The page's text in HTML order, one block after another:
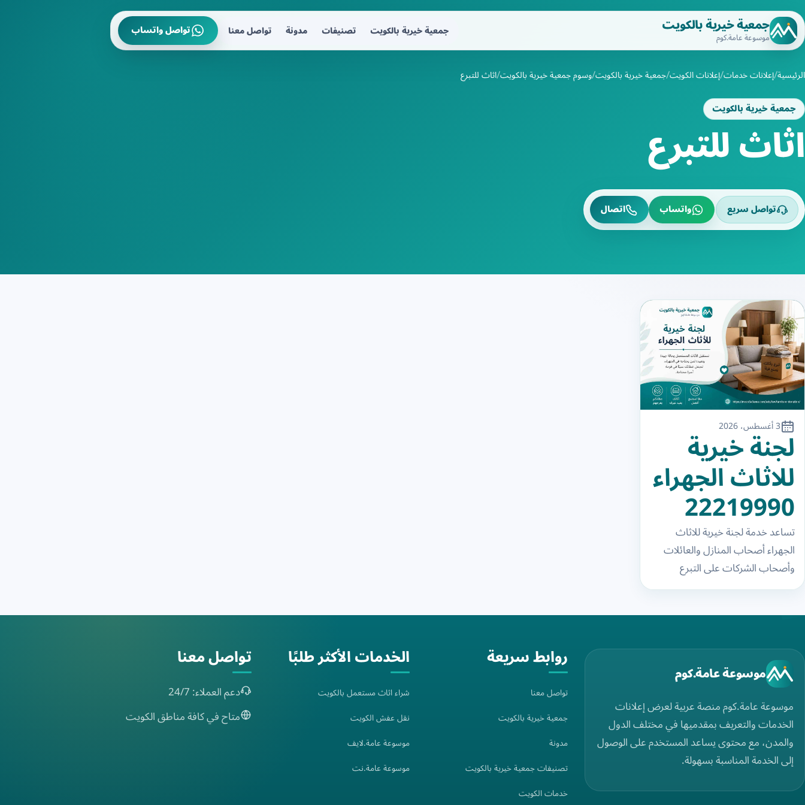
جمعية خيرية بالكويت
موسوعة عامة.كوم جمعية خيرية بالكويت تصنيفات مدونة تواصل معنا تواصل واتساب
الرئيسية إعلانات خدمات إعلانات الكويت جمعية خيرية بالكويت وسوم جمعية خيرية بالكويت اثاث للتبرع
جمعية خيرية بالكويت
اثاث للتبرع
تواصل سريع واتساب اتصال
3 أغسطس، 2026
لجنة خيرية
للاثاث الجهراء
22219990
لاستلام
الأثاث
المستعمل
والتبرعات
العينية
تساعد خدمة لجنة خيرية للاثاث
الجهراء أصحاب المنازل والعائلات
وأصحاب الشركات على التبرع
بالأثاث المستعمل بطريقة منظمة،
داخل…
موسوعة عامة.كوم
موسوعة عامة.كوم منصة عربية لعرض إعلانات
الخدمات والتعريف بمقدميها في مختلف الدول
والمدن، مع محتوى يساعد المستخدم على الوصول
إلى الخدمة المناسبة بسهولة.
روابط سريعة
تواصل معنا
جمعية خيرية بالكويت
مدونة
تصنيفات جمعية خيرية بالكويت
خدمات الكويت
الخدمات الأكثر طلبًا
شراء اثاث مستعمل بالكويت
نقل عفش الكويت
موسوعة عامة.لايف
موسوعة عامة.نت
تواصل معنا
دعم العملاء: 24/7
متاح في كافة مناطق الكويت